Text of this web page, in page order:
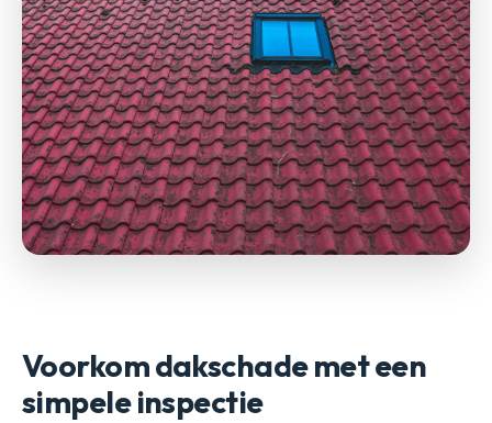
Voorkom dakschade met een
simpele inspectie